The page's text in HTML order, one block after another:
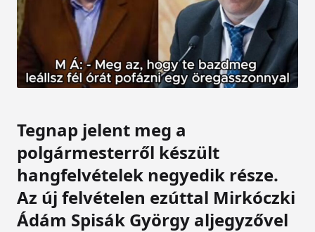
Tegnap jelent meg a
polgármesterről készült
hangfelvételek negyedik része.
Az új felvételen ezúttal Mirkóczki
Ádám Spisák György aljegyzővel